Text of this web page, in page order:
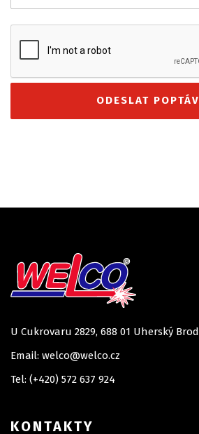
U Cukrovaru 2829, 688 01 Uherský Brod
Email: welco@welco.cz
Tel: (+420) 572 637 924
KONTAKTY